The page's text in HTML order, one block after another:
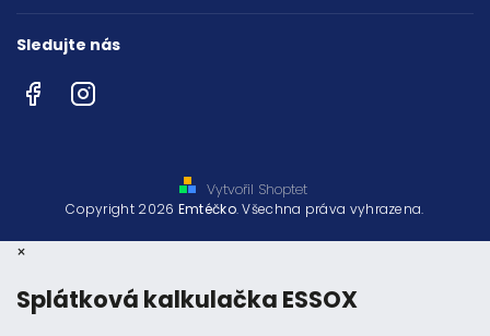
Sledujte nás
FacebookInstagram
Vytvořil Shoptet
Copyright 2026 Emtéčko. Všechna práva vyhrazena.
×
Splátková kalkulačka ESSOX